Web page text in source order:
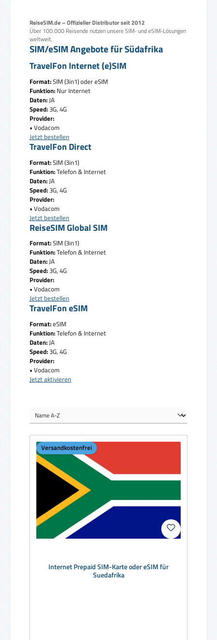
ReiseSIM.de – Offizieller Distributor seit 2012
Über 100.000 Reisende nutzen unsere SIM‑ und eSIM‑Lösungen
weltweit.
SIM/eSIM Angebote für Südafrika
TravelFon Internet (e)SIM
Format:SIM (3in1) oder eSIM
Funktion: Nur Internet
Daten: JA
Speed:3G, 4G
Provider:
• Vodacom
Jetzt bestellen
TravelFon Direct
Format:SIM (3in1)
Funktion:Telefon & Internet
Daten: JA
Speed:3G, 4G
Provider:
• Vodacom
Jetzt bestellen
ReiseSIM Global SIM
Format:SIM (3in1)
Funktion:Telefon & Internet
Daten:JA
Speed:3G, 4G
Provider:
• Vodacom
Jetzt bestellen
TravelFon eSIM
Format:eSIM
Funktion:Telefon & Internet
Daten:JA
Speed:3G, 4G
Provider:
• Vodacom
Jetzt aktivieren
Versandkostenfrei
Internet Prepaid SIM-Karte oder eSIM für
Suedafrika